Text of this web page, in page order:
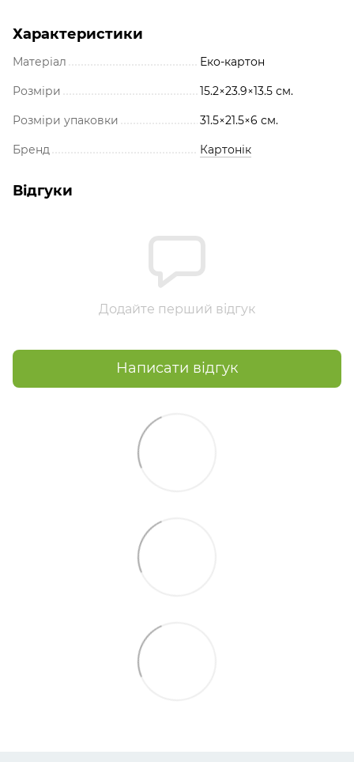
Характеристики
Матеріал Еко-картон
Розміри 15.2×23.9×13.5 см.
Розміри упаковки 31.5×21.5×6 см.
Бренд Картонік
Відгуки
Додайте перший відгук
Написати відгук